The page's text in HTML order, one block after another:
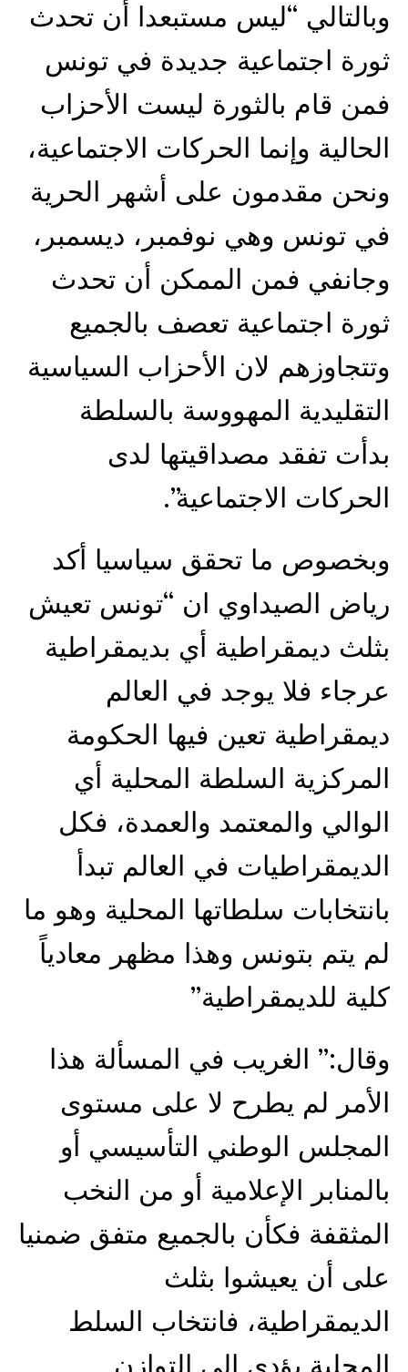
وبالتالي “ليس مستبعدا أن تحدث
ثورة اجتماعية جديدة في تونس
فمن قام بالثورة ليست الأحزاب
الحالية وإنما الحركات الاجتماعية،
ونحن مقدمون على أشهر الحرية
في تونس وهي نوفمبر، ديسمبر،
وجانفي فمن الممكن أن تحدث
ثورة اجتماعية تعصف بالجميع
وتتجاوزهم لان الأحزاب السياسية
التقليدية المهووسة بالسلطة
بدأت تفقد مصداقيتها لدى
الحركات الاجتماعية”.
وبخصوص ما تحقق سياسيا أكد
رياض الصيداوي ان “تونس تعيش
بثلث ديمقراطية أي بديمقراطية
عرجاء فلا يوجد في العالم
ديمقراطية تعين فيها الحكومة
المركزية السلطة المحلية أي
الوالي والمعتمد والعمدة، فكل
الديمقراطيات في العالم تبدأ
بانتخابات سلطاتها المحلية وهو ما
لم يتم بتونس وهذا مظهر معادياً
كلية للديمقراطية”
وقال:” الغريب في المسألة هذا
الأمر لم يطرح لا على مستوى
المجلس الوطني التأسيسي أو
بالمنابر الإعلامية أو من النخب
المثقفة فكأن بالجميع متفق ضمنيا
على أن يعيشوا بثلث
الديمقراطية، فانتخاب السلط